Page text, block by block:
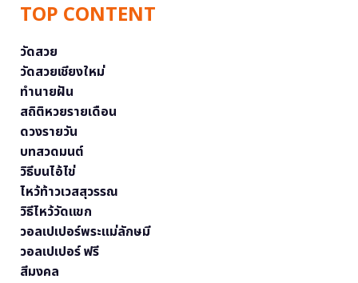
TOP CONTENT
วัดสวย
วัดสวยเชียงใหม่
ทำนายฝัน
สถิติหวยรายเดือน
ดวงรายวัน
บทสวดมนต์
วิธีบนไอ้ไข่
ไหว้ท้าวเวสสุวรรณ
วิธีไหว้วัดแขก
วอลเปเปอร์พระแม่ลักษมี
วอลเปเปอร์ ฟรี
สีมงคล